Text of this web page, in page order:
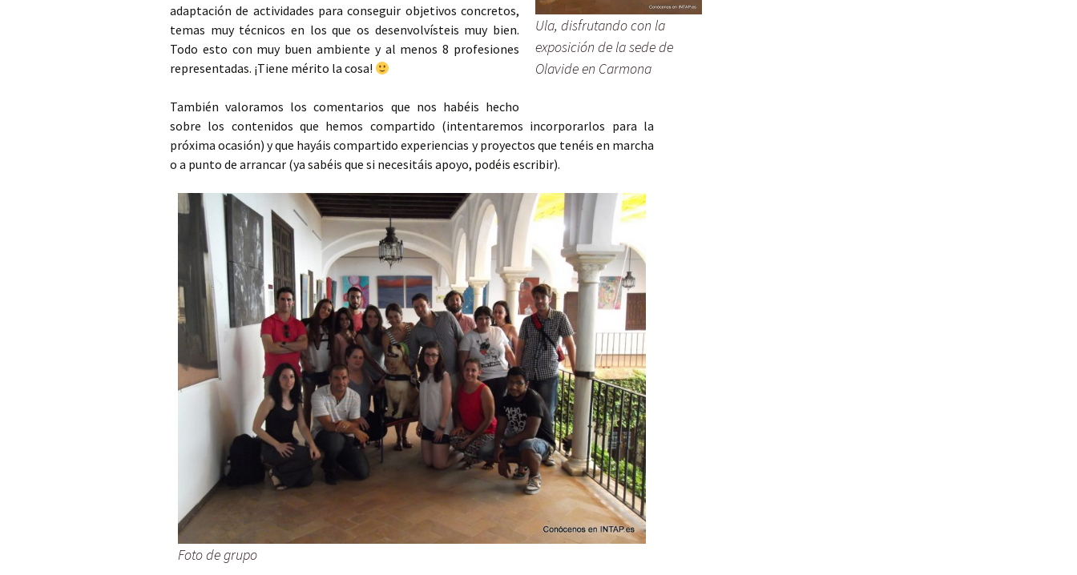
Ula, disfrutando con la
exposición de la sede de
Olavide en Carmona
adaptación de actividades para conseguir objetivos concretos,
temas muy técnicos en los que os desenvolvísteis muy bien.
Todo esto con muy buen ambiente y al menos 8 profesiones
representadas. ¡Tiene mérito la cosa!
También valoramos los comentarios que nos habéis hecho
sobre los contenidos que hemos compartido (intentaremos incorporarlos para la
próxima ocasión) y que hayáis compartido experiencias y proyectos que tenéis en marcha
o a punto de arrancar (ya sabéis que si necesitáis apoyo, podéis escribir).
Foto de grupo